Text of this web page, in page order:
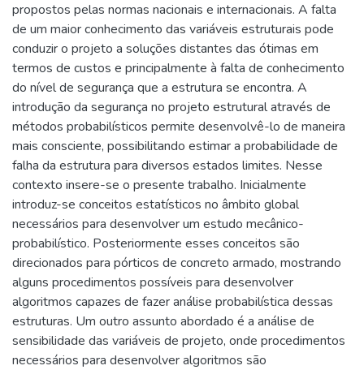
propostos pelas normas nacionais e internacionais. A falta
de um maior conhecimento das variáveis estruturais pode
conduzir o projeto a soluções distantes das ótimas em
termos de custos e principalmente à falta de conhecimento
do nível de segurança que a estrutura se encontra. A
introdução da segurança no projeto estrutural através de
métodos probabilísticos permite desenvolvê-lo de maneira
mais consciente, possibilitando estimar a probabilidade de
falha da estrutura para diversos estados limites. Nesse
contexto insere-se o presente trabalho. Inicialmente
introduz-se conceitos estatísticos no âmbito global
necessários para desenvolver um estudo mecânico-
probabilístico. Posteriormente esses conceitos são
direcionados para pórticos de concreto armado, mostrando
alguns procedimentos possíveis para desenvolver
algoritmos capazes de fazer análise probabilística dessas
estruturas. Um outro assunto abordado é a análise de
sensibilidade das variáveis de projeto, onde procedimentos
necessários para desenvolver algoritmos são